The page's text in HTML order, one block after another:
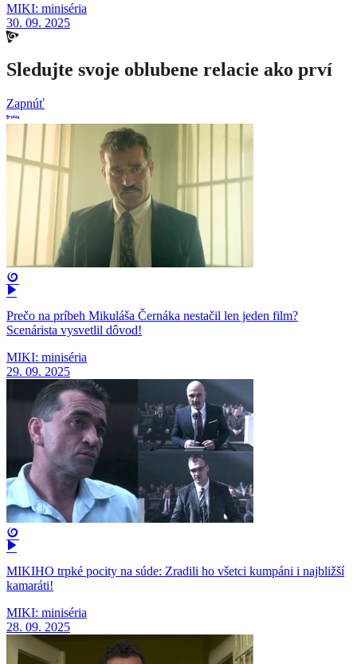
MIKI: miniséria
30. 09. 2025
Sledujte svoje oblubene relacie ako prví
Zapnúť
Prečo na príbeh Mikuláša Černáka nestačil len jeden film?
Scenárista vysvetlil dôvod!
MIKI: miniséria
29. 09. 2025
MIKIHO trpké pocity na súde: Zradili ho všetci kumpáni i najbližší
kamaráti!
MIKI: miniséria
28. 09. 2025